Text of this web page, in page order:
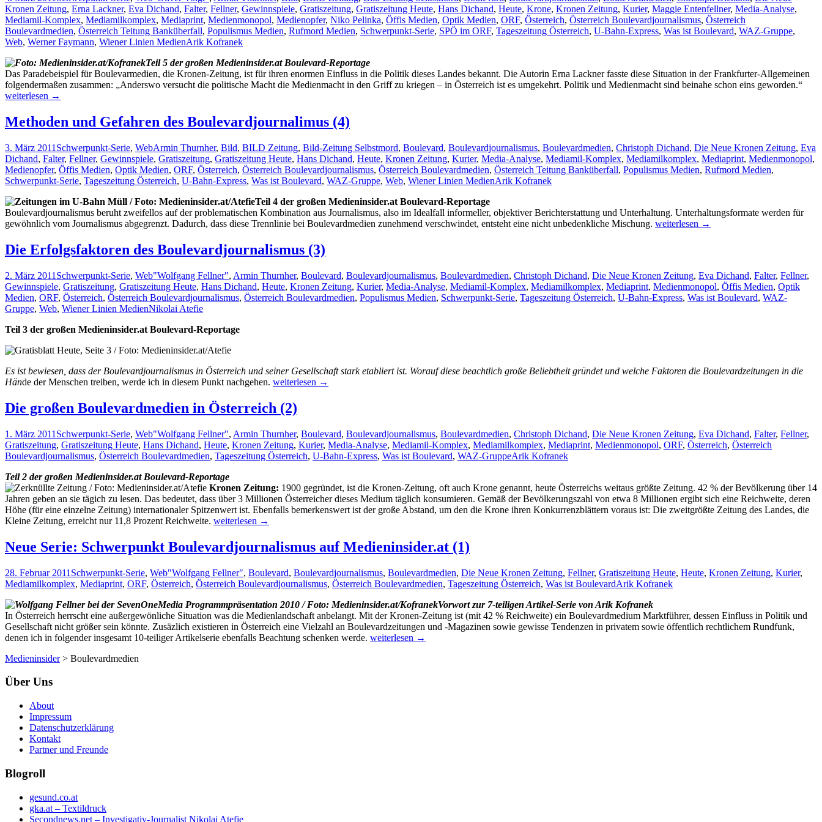
Kronen Zeitung, Erna Lackner, Eva Dichand, Falter, Fellner, Gewinnspiele, Gratiszeitung, Gratiszeitung Heute, Hans Dichand, Heute, Krone, Kronen Zeitung, Kurier, Maggie Entenfellner, Media-Analyse,
Mediamil-Komplex, Mediamilkomplex, Mediaprint, Medienmonopol, Medienopfer, Niko Pelinka, Öffis Medien, Optik Medien, ORF, Österreich, Österreich Boulevardjournalismus, Österreich
Boulevardmedien, Österreich Teitung Banküberfall, Populismus Medien, Rufmord Medien, Schwerpunkt-Serie, SPÖ im ORF, Tageszeitung Österreich, U-Bahn-Express, Was ist Boulevard, WAZ-Gruppe,
Web, Werner Faymann, Wiener Linien MedienArik Kofranek
Teil 5 der großen Medieninsider.at Boulevard-Reportage
Das Paradebeispiel für Boulevarmedien, die Kronen-Zeitung, ist für ihren enormen Einfluss in die Politik dieses Landes bekannt. Die Autorin Erna Lackner fasste diese Situation in der Frankfurter-Allgemeinen
folgendermaßen zusammen: „Anderswo versucht die politische Macht die Medienmacht in den Griff zu kriegen – in Österreich ist es umgekehrt. Politik und Medienmacht sind beinahe schon eins geworden.“Die
(5)
weiterlesen →
Methoden und Gefahren des Boulevardjournalimus (4)
3. März 2011 Schwerpunkt-Serie, WebArmin Thurnher, Bild, BILD Zeitung, Bild-Zeitung Selbstmord, Boulevard, Boulevardjournalismus, Boulevardmedien, Christoph Dichand, Die Neue Kronen Zeitung, Eva
Dichand, Falter, Fellner, Gewinnspiele, Gratiszeitung, Gratiszeitung Heute, Hans Dichand, Heute, Kronen Zeitung, Kurier, Media-Analyse, Mediamil-Komplex, Mediamilkomplex, Mediaprint, Medienmonopol,
Medienopfer, Öffis Medien, Optik Medien, ORF, Österreich, Österreich Boulevardjournalismus, Österreich Boulevardmedien, Österreich Teitung Banküberfall, Populismus Medien, Rufmord Medien,
Schwerpunkt-Serie, Tageszeitung Österreich, U-Bahn-Express, Was ist Boulevard, WAZ-Gruppe, Web, Wiener Linien MedienArik Kofranek
Teil 4 der großen Medieninsider.at Boulevard-Reportage
Boulevardjournalismus beruht zweifellos auf der problematischen Kombination aus Journalismus, also im Idealfall informeller, objektiver Berichterstattung und Unterhaltung. Unterhaltungsformate werden für
gewöhnlich vom Journalismus abgegrenzt. Dadurch, dass diese Trennlinie bei Boulevardmedien zunehmend verschwindet, entsteht eine nicht unbedenkliche Mischung. Methoden
(4)
weiterlesen →
Die Erfolgsfaktoren des Boulevardjournalismus (3)
2. März 2011 Schwerpunkt-Serie, Web"Wolfgang Fellner", Armin Thurnher, Boulevard, Boulevardjournalismus, Boulevardmedien, Christoph Dichand, Die Neue Kronen Zeitung, Eva Dichand, Falter, Fellner,
Gewinnspiele, Gratiszeitung, Gratiszeitung Heute, Hans Dichand, Heute, Kronen Zeitung, Kurier, Media-Analyse, Mediamil-Komplex, Mediamilkomplex, Mediaprint, Medienmonopol, Öffis Medien, Optik
Medien, ORF, Österreich, Österreich Boulevardjournalismus, Österreich Boulevardmedien, Populismus Medien, Schwerpunkt-Serie, Tageszeitung Österreich, U-Bahn-Express, Was ist Boulevard, WAZ-
Gruppe, Web, Wiener Linien MedienNikolai Atefie
Teil 3 der großen Medieninsider.at Boulevard-Reportage
Es ist bewiesen, dass der Boulevardjournalismus in Österreich und seiner Gesellschaft stark etabliert ist. Worauf diese beachtlich große Beliebtheit gründet und welche Faktoren die Boulevardzeitungen in die
Hände der Menschen treiben, werde ich in diesem Punkt nachgehen. Die
des
Boulevardjournalismus
weiterlesen →
Die großen Boulevardmedien in Österreich (2)
1. März 2011 Schwerpunkt-Serie, Web"Wolfgang Fellner", Armin Thurnher, Boulevard, Boulevardjournalismus, Boulevardmedien, Christoph Dichand, Die Neue Kronen Zeitung, Eva Dichand, Falter, Fellner,
Gratiszeitung, Gratiszeitung Heute, Hans Dichand, Heute, Kronen Zeitung, Kurier, Media-Analyse, Mediamil-Komplex, Mediamilkomplex, Mediaprint, Medienmonopol, ORF, Österreich, Österreich
Boulevardjournalismus, Österreich Boulevardmedien, Tageszeitung Österreich, U-Bahn-Express, Was ist Boulevard, WAZ-GruppeArik Kofranek
Teil 2 der großen Medieninsider.at Boulevard-Reportage
Kronen Zeitung: 1900 gegründet, ist die Kronen-Zeitung, oft auch Krone genannt, heute Österreichs weitaus größte Zeitung. 42 % der Bevölkerung über 14
Jahren geben an sie tägich zu lesen. Das bedeutet, dass über 3 Millionen Österreicher dieses Medium täglich konsumieren. Gemäß der Bevölkerungszahl von etwa 8 Millionen ergibt sich eine Reichweite, deren
Höhe (für eine einzelne Zeitung) internationaler Spitzenwert ist. Ebenfalls bemerkenswert ist der große Abstand, um den die Krone ihren Konkurrenzblättern voraus ist: Die zweitgrößte Zeitung des Landes, die
Kleine Zeitung, erreicht nur 11,8 Prozent Reichweite. Die
Boulevardmedien
in
(2)
weiterlesen →
Neue Serie: Schwerpunkt Boulevardjournalismus auf Medieninsider.at (1)
28. Februar 2011 Schwerpunkt-Serie, Web"Wolfgang Fellner", Boulevard, Boulevardjournalismus, Boulevardmedien, Die Neue Kronen Zeitung, Fellner, Gratiszeitung Heute, Heute, Kronen Zeitung, Kurier,
Mediamilkomplex, Mediaprint, ORF, Österreich, Österreich Boulevardjournalismus, Österreich Boulevardmedien, Tageszeitung Österreich, Was ist BoulevardArik Kofranek
Vorwort zur 7-teiligen Artikel-Serie von Arik Kofranek
In Österreich herrscht eine außergewönliche Situation was die Medienlandschaft anbelangt. Mit der Kronen-Zeitung ist (mit 42 % Reichweite) ein Boulevardmedium Marktführer, dessen Einfluss in Politik und
Gesellschaft nicht größer sein könnte. Zusäzlich existieren in Österreich eine Vielzahl an Boulevardzeitungen und -Magazinen sowie gewisse Tendenzen in privatem sowie öffentlich rechtlichem Rundfunk,
denen ich in folgender insgesamt 10-teiliger Artikelserie ebenfalls Beachtung schenken werde. Neue
weiterlesen →
Medieninsider> Boulevardmedien
Über Uns
About
Impressum
Datenschutzerklärung
Kontakt
Partner und Freunde
Blogroll
gesund.co.at
gka.at – Textildruck
Secondnews.net – Investigativ-Journalist Nikolai Atefie